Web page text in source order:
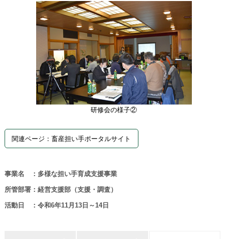
研修会の様子②
関連ページ：畜産担い手ポータルサイト
事業名 ：多様な担い手育成支援事業
所管部署：経営支援部（支援・調査）
活動日 ：令和6年11月13日～14日